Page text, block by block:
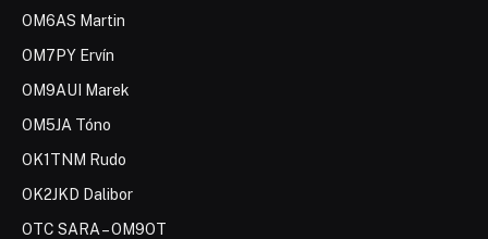
OM6AS Martin
OM7PY Ervín
OM9AUI Marek
OM5JA Tóno
OK1TNM Rudo
OK2JKD Dalibor
OTC SARA – OM9OT